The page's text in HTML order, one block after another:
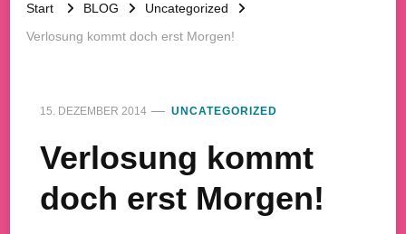
Start BLOG
Uncategorized
Verlosung kommt doch erst Morgen!
15. DEZEMBER 2014 UNCATEGORIZED
Verlosung kommt
doch erst Morgen!